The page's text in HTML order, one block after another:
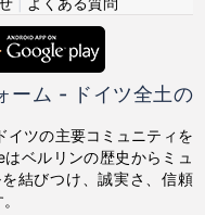
3 時間
ィールを高く評
3 時間
ールを高く評価
ーム - ドイツ全土の
イツの主要コミュニティを
ベルリンの歴史からミュ
結びつけ、誠実さ、信頼